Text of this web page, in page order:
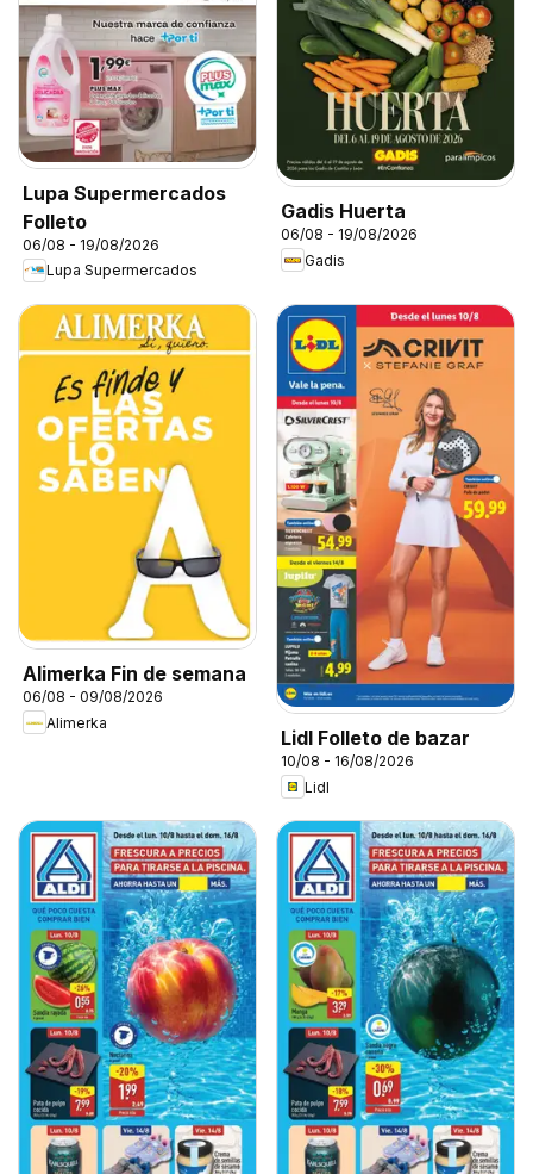
Lupa Supermercados
Folleto
06/08 - 19/08/2026
Lupa Supermercados
Gadis Huerta
06/08 - 19/08/2026
Gadis
Alimerka Fin de semana
06/08 - 09/08/2026
Alimerka
Lidl Folleto de bazar
10/08 - 16/08/2026
Lidl